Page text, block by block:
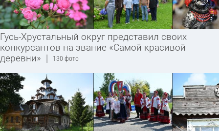
Гусь-Хрустальный округ представил своих
конкурсантов на звание «Самой красивой
деревни» | 130 фото